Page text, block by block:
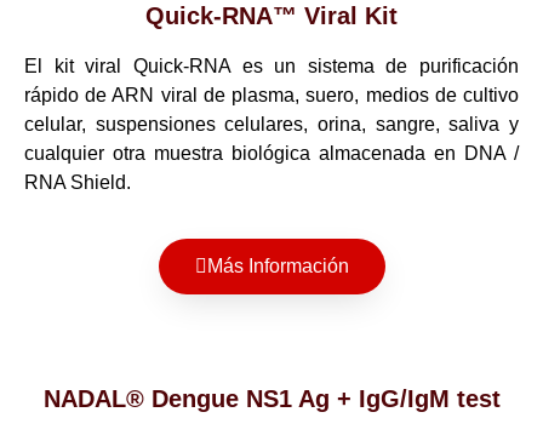
Quick-RNA™ Viral Kit
El kit viral Quick-RNA es un sistema de purificación
rápido de ARN viral de plasma, suero, medios de cultivo
celular, suspensiones celulares, orina, sangre, saliva y
cualquier otra muestra biológica almacenada en DNA /
RNA Shield.
Más Información
NADAL® Dengue NS1 Ag + IgG/IgM test